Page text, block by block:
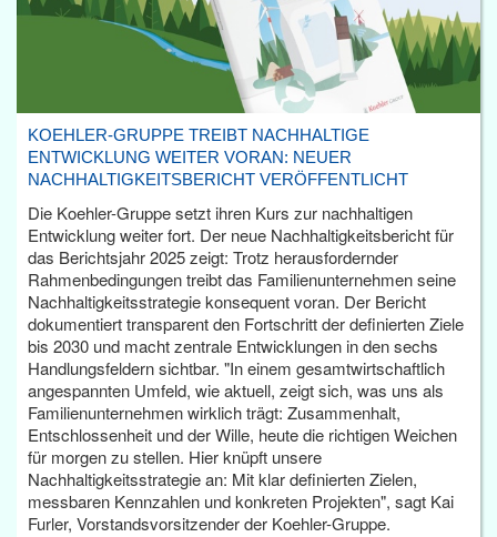
KOEHLER-GRUPPE TREIBT NACHHALTIGE
ENTWICKLUNG WEITER VORAN: NEUER
NACHHALTIGKEITSBERICHT VERÖFFENTLICHT
Die Koehler-Gruppe setzt ihren Kurs zur nachhaltigen
Entwicklung weiter fort. Der neue Nachhaltigkeitsbericht für
das Berichtsjahr 2025 zeigt: Trotz herausfordernder
Rahmenbedingungen treibt das Familienunternehmen seine
Nachhaltigkeitsstrategie konsequent voran. Der Bericht
dokumentiert transparent den Fortschritt der definierten Ziele
bis 2030 und macht zentrale Entwicklungen in den sechs
Handlungsfeldern sichtbar. "In einem gesamtwirtschaftlich
angespannten Umfeld, wie aktuell, zeigt sich, was uns als
Familienunternehmen wirklich trägt: Zusammenhalt,
Entschlossenheit und der Wille, heute die richtigen Weichen
für morgen zu stellen. Hier knüpft unsere
Nachhaltigkeitsstrategie an: Mit klar definierten Zielen,
messbaren Kennzahlen und konkreten Projekten", sagt Kai
Furler, Vorstandsvorsitzender der Koehler-Gruppe.